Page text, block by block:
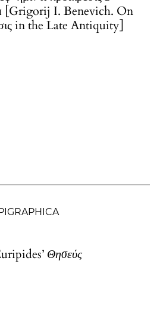
[Grigorij I. Benevich. On
in the Late Antiquity]
Θησεύς